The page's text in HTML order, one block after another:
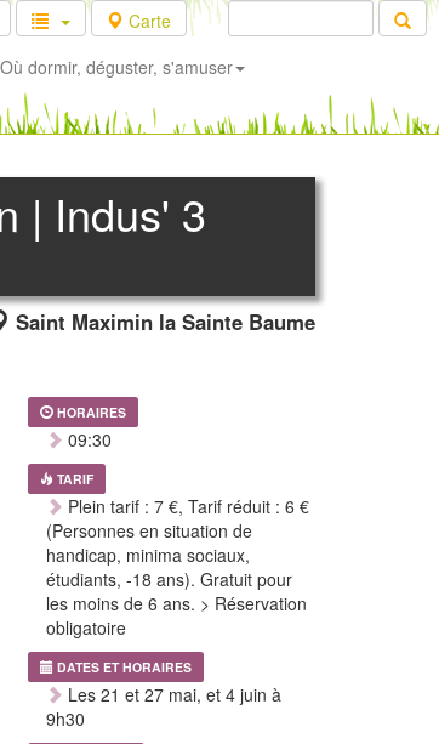
Carte
Où dormir, déguster, s'amuser
| Indus' 3
Saint Maximin la Sainte Baume
HORAIRES
09:30
TARIF
Plein tarif : 7 €, Tarif réduit : 6 €
(Personnes en situation de
handicap, minima sociaux,
étudiants, -18 ans). Gratuit pour
les moins de 6 ans. > Réservation
obligatoire
DATES ET HORAIRES
Les 21 et 27 mai, et 4 juin à
9h30